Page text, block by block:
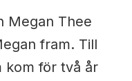
Megan Thee
fram. Till
kom för två år